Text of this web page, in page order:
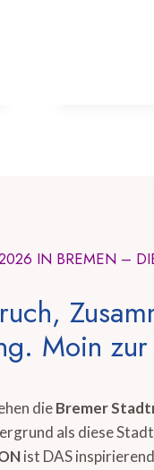
IN BREMEN –
Moin
dieBremer
als diese
ist DAS